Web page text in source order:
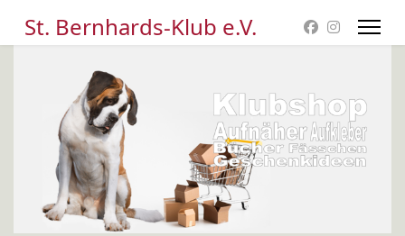
St. Bernhards-Klub e.V.